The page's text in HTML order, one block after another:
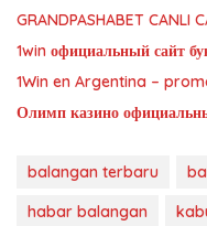
GRANDPASHABET CANLI
1win официальный сайт
1Win en Argentina –
Олимп казино
balangan terbaru
habar balangan